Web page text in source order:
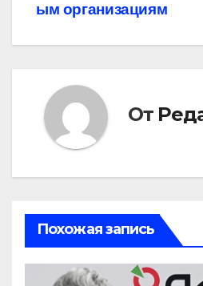
ым организациям
От
Похожая запись